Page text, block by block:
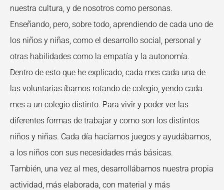
nuestra cultura, y de nosotros como personas.
Enseñando, pero, sobre todo, aprendiendo de cada uno de
los niños y niñas, como el desarrollo social, personal y
otras habilidades como la empatía y la autonomía.
Dentro de esto que he explicado, cada mes cada una de
las voluntarias íbamos rotando de colegio, yendo cada
mes a un colegio distinto. Para vivir y poder ver las
diferentes formas de trabajar y como son los distintos
niños y niñas. Cada día hacíamos juegos y ayudábamos,
a los niños con sus necesidades más básicas.
También, una vez al mes, desarrollábamos nuestra propia
actividad, más elaborada, con material y más